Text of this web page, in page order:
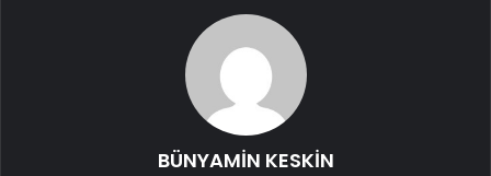
BÜNYAMİN KESKİN